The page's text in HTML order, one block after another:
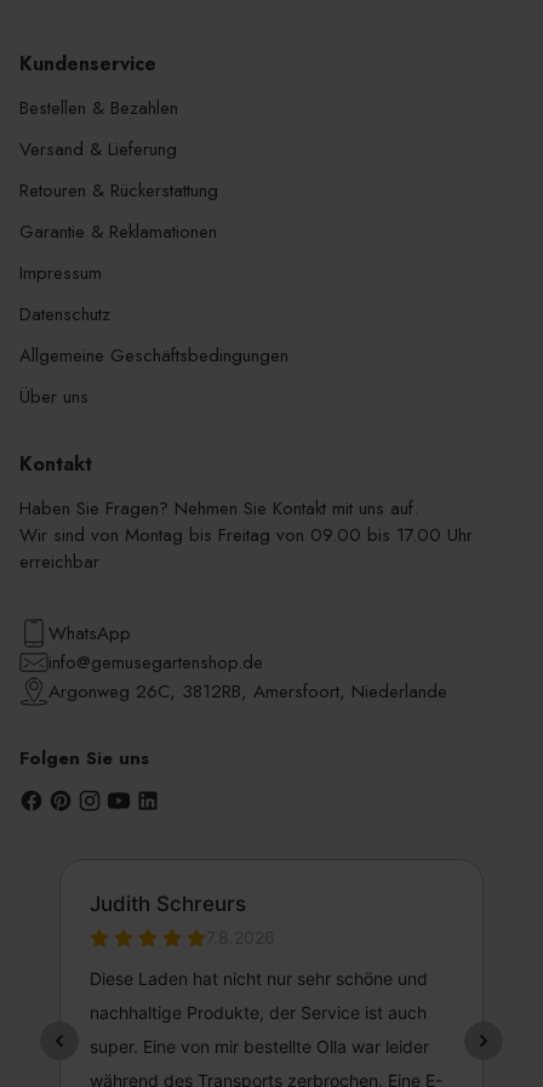
Kundenservice
Bestellen & Bezahlen
Versand & Lieferung
Retouren & Rückerstattung
Garantie & Reklamationen
Impressum
Datenschutz
Allgemeine Geschäftsbedingungen
Über uns
Kontakt
Haben Sie Fragen? Nehmen Sie Kontakt mit uns auf.
Wir sind von Montag bis Freitag von 09.00 bis 17.00 Uhr
erreichbar
WhatsApp
info@gemusegartenshop.de
Argonweg 26C, 3812RB, Amersfoort, Niederlande
Folgen Sie uns